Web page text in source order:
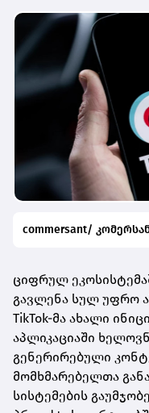
commersant/
ციფრულ
გავლენა სულ უფრო
TikTok-მა ახალი
აპლიკაციაში
გენერირებული
მომხმარებელთა
სისტემების